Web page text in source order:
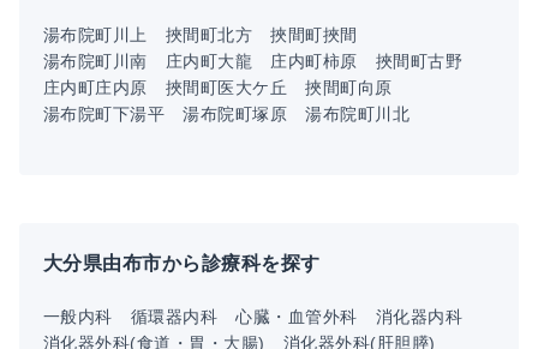
湯布院町川上 挾間町北方
挾間町挾間
湯布院町川南
庄内町大龍 庄内町柿原
挾間町古野
庄内町庄内原
挾間町医大ケ丘
挾間町向原
湯布院町下湯平
湯布院町塚原 湯布院町川北
大分県由布市から診療科を探す
一般内科 循環器内科 心臓・血管外科
消化器内科
消化器外科(食道・胃・大腸)
消化器外科(肝胆膵)